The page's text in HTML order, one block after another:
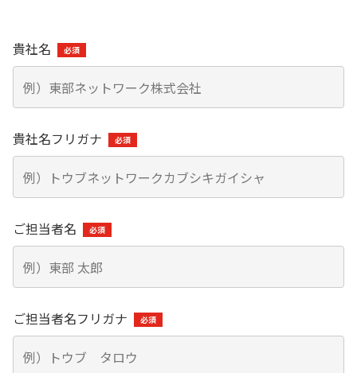
不動産賃貸事業
自動車整備事業
大手ドラッグストアC社様
荷主様と外部倉庫のマッチング
トレーラーによる大型輸送：大手飲料メーカー様（複数
社）
スワップ輸送による働き方改善と輸送効率向上：大手飲料
メーカーS社様、大手製紙会社D様
特殊輸送
バラセメント：大手セメントメーカーU社様
ケミカル（危険物及び毒劇物等の化学物質）：化学品総合
産業用ガス（液化酸素、液化窒素、液化アルゴンなど）：
大手産業ガスメーカーN社様
ご挨拶
東部ネットワークの歩み
企業理念
会社概要
グループ企業
紹介動画
IR情報
長期ビジョン
中期経営計画
個人投資家の皆さまへ
IRメール配信サービス
ニュース一覧
コーポレート・ガバナンス
トップメッセージ
採用情報
弊社の事業やサービスに関しまして、
お気軽にお問い合わせください。
貴社名
貴社名フリガナ
ご担当者名
ご担当者名フリガナ